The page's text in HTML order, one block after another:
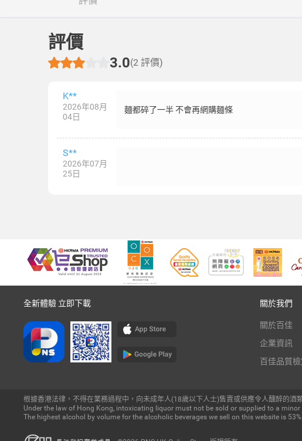
評價
3.0(2 評價)
K**
2026年08月
04日
麵都碎了一半 不會再網購麵條
S**
2026年07月
25日
全新體驗 立即下載 關於我們
關於百佳
企業資訊
百佳品質
根據香港法律，不得在業務過程中，向未成年人(18歲以下人士)售賣或供應令人醺醉的酒
Under the law of Hong Kong, intoxicating liquor must not be sold or supplied to a minor
The highest alcohol by volume for the alcoholic beverages we sell on this website is 53%.